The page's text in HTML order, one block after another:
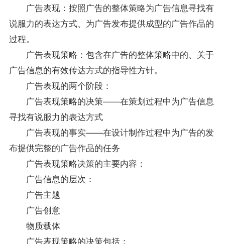
广告表现：按照广告的整体策略为广告信息寻找有
说服力的表达方式、为广告发布提供成型的广告作品的
过程。
广告表现策略：包含在广告的整体策略中的、关于
广告信息的有效传达方式的指导性方针。
广告表现的两个阶段：
广告表现策略的决策——在策划过程中为广告信息
寻找有说服力的表达方式
广告表现的事实——在设计制作过程中为广告的发
布提供完整的广告作品的任务
广告表现策略决策的主要内容：
广告信息的层次：
广告主题
广告创意
物质载体
广告表现策略的决策包括：